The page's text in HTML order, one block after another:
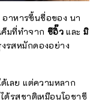
อาหารขึ้นชื่อของ นา
มที่ทำจาก ซีอิ๊ว และมิ
รสหมักดองอย่าง
เลย แต่ความหลาก
ด้รสชาติเหมือนโอชาซึ